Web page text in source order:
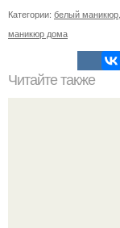
Категории: белый маникюр
маникюр дома
Читайте также